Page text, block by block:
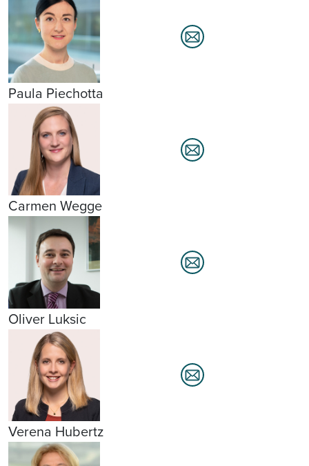
Paula Piechotta
Carmen Wegge
Oliver Luksic
Verena Hubertz